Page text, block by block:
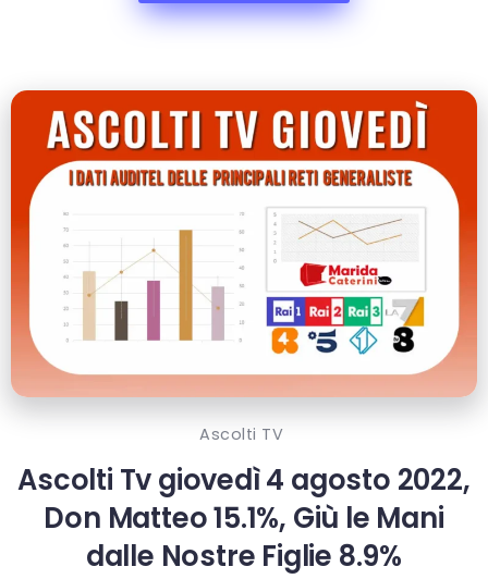
Ascolti TV
Ascolti Tv giovedì 4 agosto 2022,
Don Matteo 15.1%, Giù le Mani
dalle Nostre Figlie 8.9%